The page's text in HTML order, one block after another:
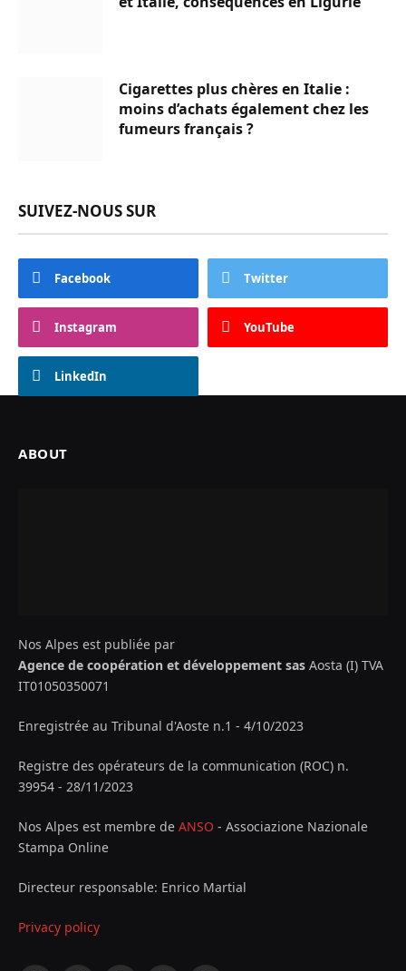
Cigarettes plus chères en Italie :
moins d’achats également chez les
fumeurs français ?
SUIVEZ-NOUS SUR
Facebook Twitter
Instagram YouTube
LinkedIn
ABOUT
Nos Alpes est publiée par
Agence de coopération et développement sas Aosta (I) TVA
IT01050350071
Enregistrée au Tribunal d'Aoste n.1 - 4/10/2023
Registre des opérateurs de la communication (ROC) n.
39954 - 28/11/2023
Nos Alpes est membre de ANSO - Associazione Nazionale
Stampa Online
Directeur responsable: Enrico Martial
Privacy policy